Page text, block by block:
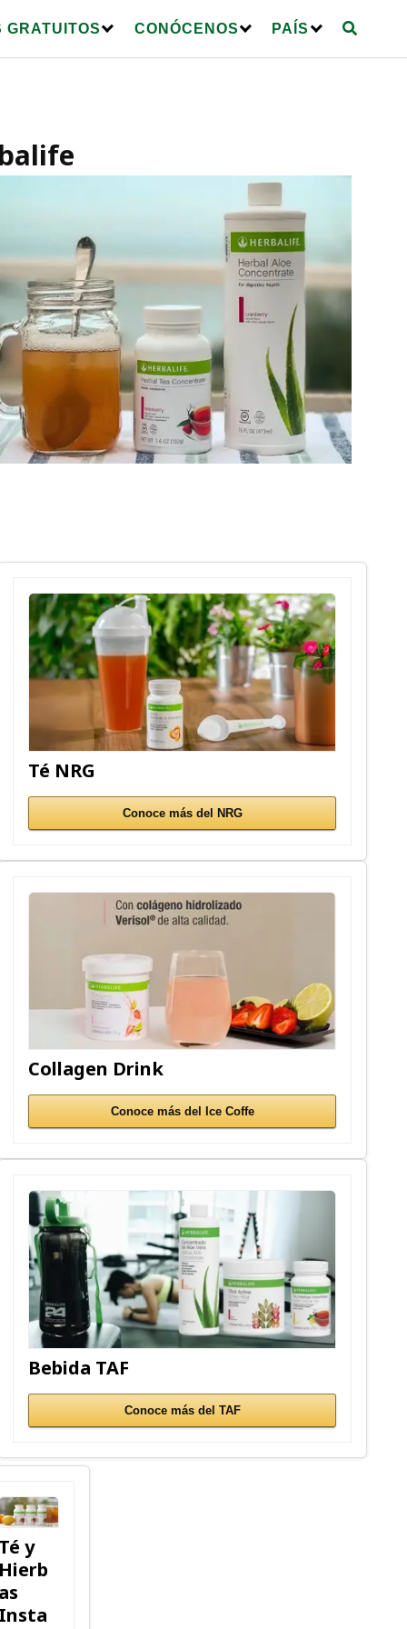
GRATUITOS CONÓCENOS PAÍS
Té NRG
Conoce más del NRG
Collagen Drink
Conoce más del Ice Coffe
Bebida TAF
Conoce más del TAF
Té y
Hierb
as
Insta